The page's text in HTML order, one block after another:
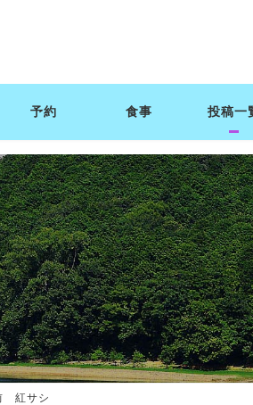
予約 食事 投稿一
紅サシ